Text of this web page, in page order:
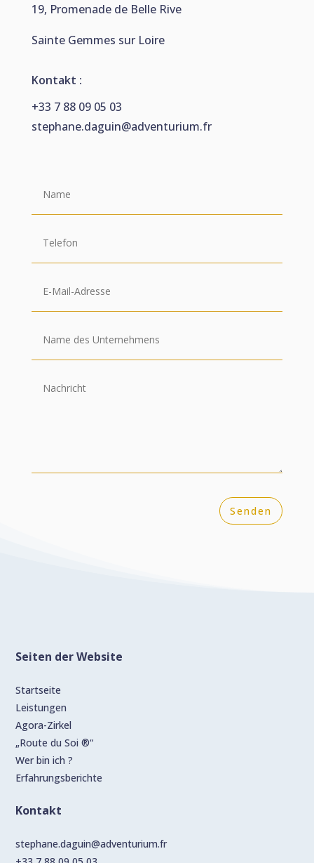
19, Promenade de Belle Rive
Sainte Gemmes sur Loire
Kontakt :
+33 7 88 09 05 03
stephane.daguin@adventurium.fr
Senden
Seiten der Website
Startseite
Leistungen
Agora-Zirkel
„Route du Soi ®“
Wer bin ich ?
Erfahrungsberichte
Kontakt
stephane.daguin@adventurium.fr